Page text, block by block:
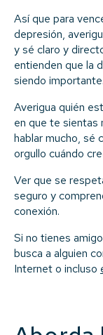
Así que para
depresión,
y sé claro y
entienden que la
siendo importante.
Averigua quién
en que te sientas
hablar mucho, sé
orgullo cuándo
Ver que se
seguro y
conexión.
Si no tienes
busca a alguien
Internet o incluso